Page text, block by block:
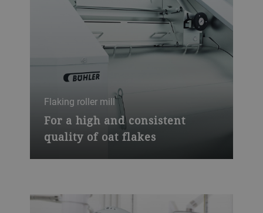
Flaking roller mill
For a high and consistent
quality of oat flakes